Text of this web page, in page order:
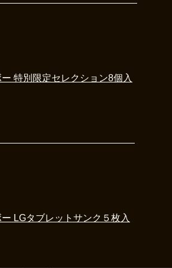
特別限定セレクション8個入
LGタブレットサンク５枚入